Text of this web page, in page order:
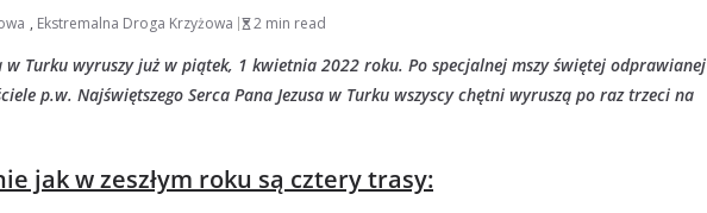
, Ekstremalna Droga Krzyżowa 2 min read
w Turku wyruszy już w piątek, 1 kwietnia 2022 roku. Po specjalnej mszy świętej odprawianej
p.w. Najświętszego Serca Pana Jezusa w Turku wszyscy chętni wyruszą po raz trzeci na
jak w zeszłym roku są cztery trasy: